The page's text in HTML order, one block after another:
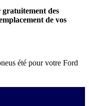
des
de vos
été pour votre Ford